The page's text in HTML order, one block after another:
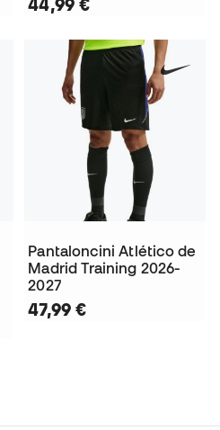
44,99 €
Pantaloncini Atlético de
Madrid Training 2026-
2027
47,99 €